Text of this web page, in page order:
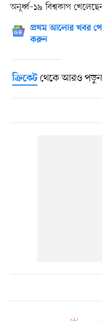
অনূর্ধ্ব–১৯ বিশ্বকাপ
প্রথম আলোর খবর
করুন
ক্রিকেটথেকে আরও পড়ুন